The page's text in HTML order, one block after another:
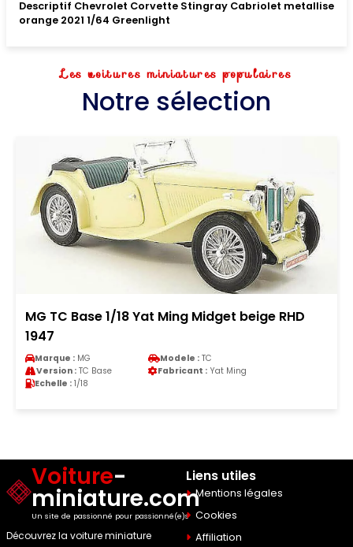
Descriptif Chevrolet Corvette Stingray Cabriolet metallise
orange 2021 1/64 Greenlight
Les voitures miniatures populaires
Notre sélection
MG TC Base 1/18 Yat Ming Midget beige RHD
1947
Marque : MG Modele : TC
Version : TC Base Fabricant : Yat Ming
Echelle : 1/18
Voiture-
miniature.com
Un site de passionné pour passionné(e)s
Découvrez la voiture miniature
Liens utiles
Mentions légales
Cookies
Affiliation